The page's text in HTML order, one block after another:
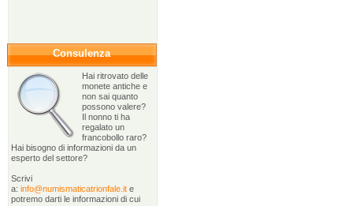
Consulenza
Hai ritrovato delle
monete antiche e
non sai quanto
possono valere?
Il nonno ti ha
regalato un
francobollo raro?
Hai bisogno di informazioni da un
esperto del settore?
Scrivi
a: info@numismaticatrionfale.it e
potremo darti le informazioni di cui